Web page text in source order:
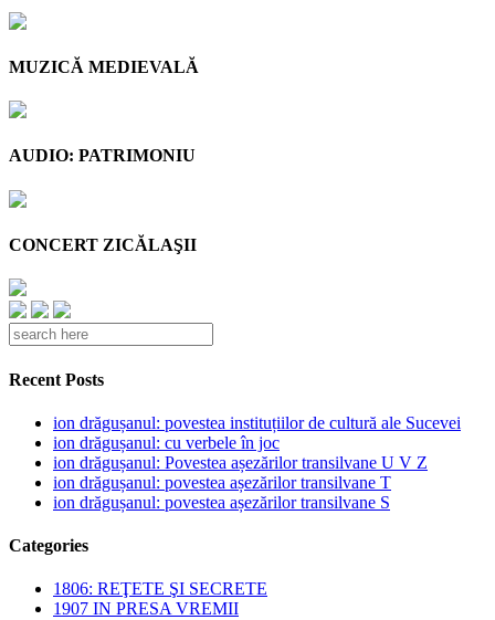
MUZICĂ MEDIEVALĂ
AUDIO: PATRIMONIU
CONCERT ZICĂLAŞII
Recent Posts
ion drăgușanul: povestea instituțiilor de cultură ale Sucevei
ion drăgușanul: cu verbele în joc
ion drăgușanul: Povestea așezărilor transilvane U V Z
ion drăgușanul: povestea așezărilor transilvane T
ion drăgușanul: povestea așezărilor transilvane S
Categories
1806: REŢETE ŞI SECRETE
1907 IN PRESA VREMII